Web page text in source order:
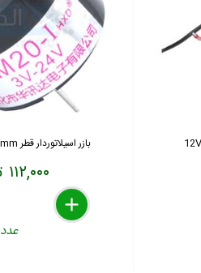
بازر اسیلاتوردار قطر 23mm پایه دار 24V
۱۱۲,۰۰۰ تومان
delete
remove
add
عدد